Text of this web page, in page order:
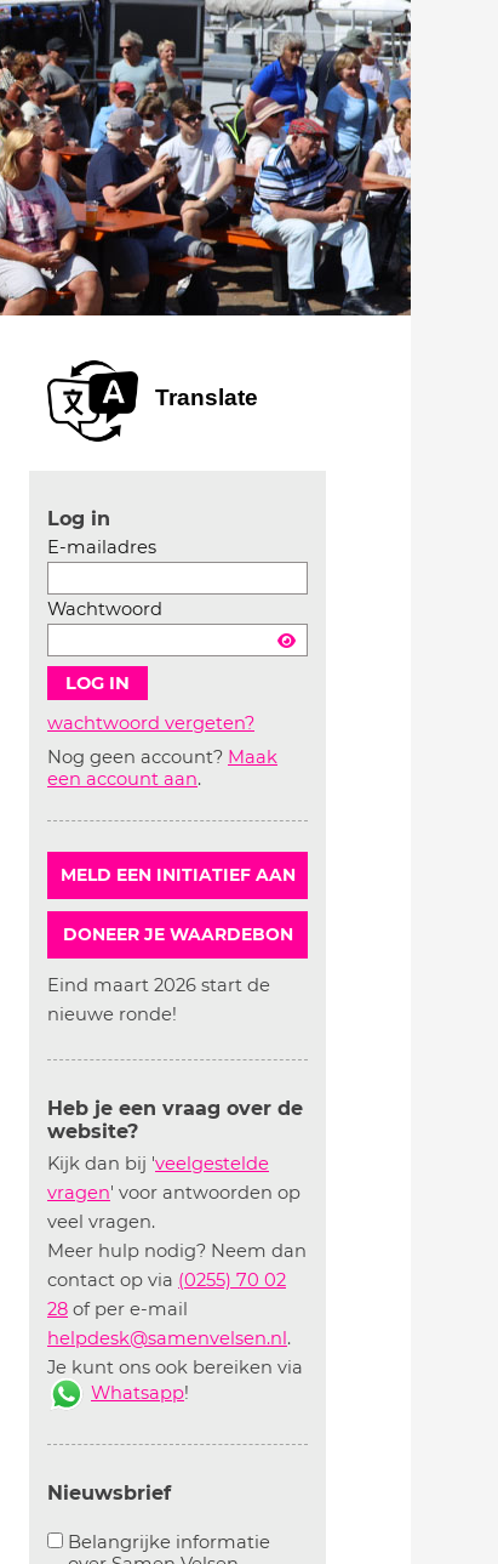
Translate
Log in
E-mailadres
Wachtwoord
wachtwoord vergeten?
Nog geen account? Maak
een account aan.
MELD EEN INITIATIEF AAN
DONEER JE WAARDEBON
Eind maart 2026 start de
nieuwe ronde!
Heb je een vraag over de
website?
Kijk dan bij 'veelgestelde
vragen' voor antwoorden op
veel vragen.
Meer hulp nodig? Neem dan
contact op via (0255) 70 02
28 of per e-mail
helpdesk@samenvelsen.nl.
Je kunt ons ook bereiken via
Whatsapp!
Nieuwsbrief
Belangrijke informatie